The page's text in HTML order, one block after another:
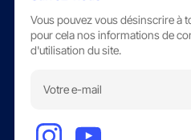
Vous pouvez vous désinscrire à
pour cela nos informations de
d'utilisation du site.